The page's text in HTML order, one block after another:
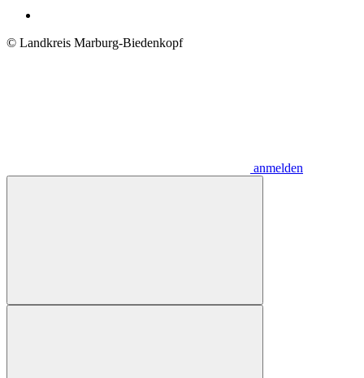
© Landkreis Marburg-Biedenkopf
anmelden